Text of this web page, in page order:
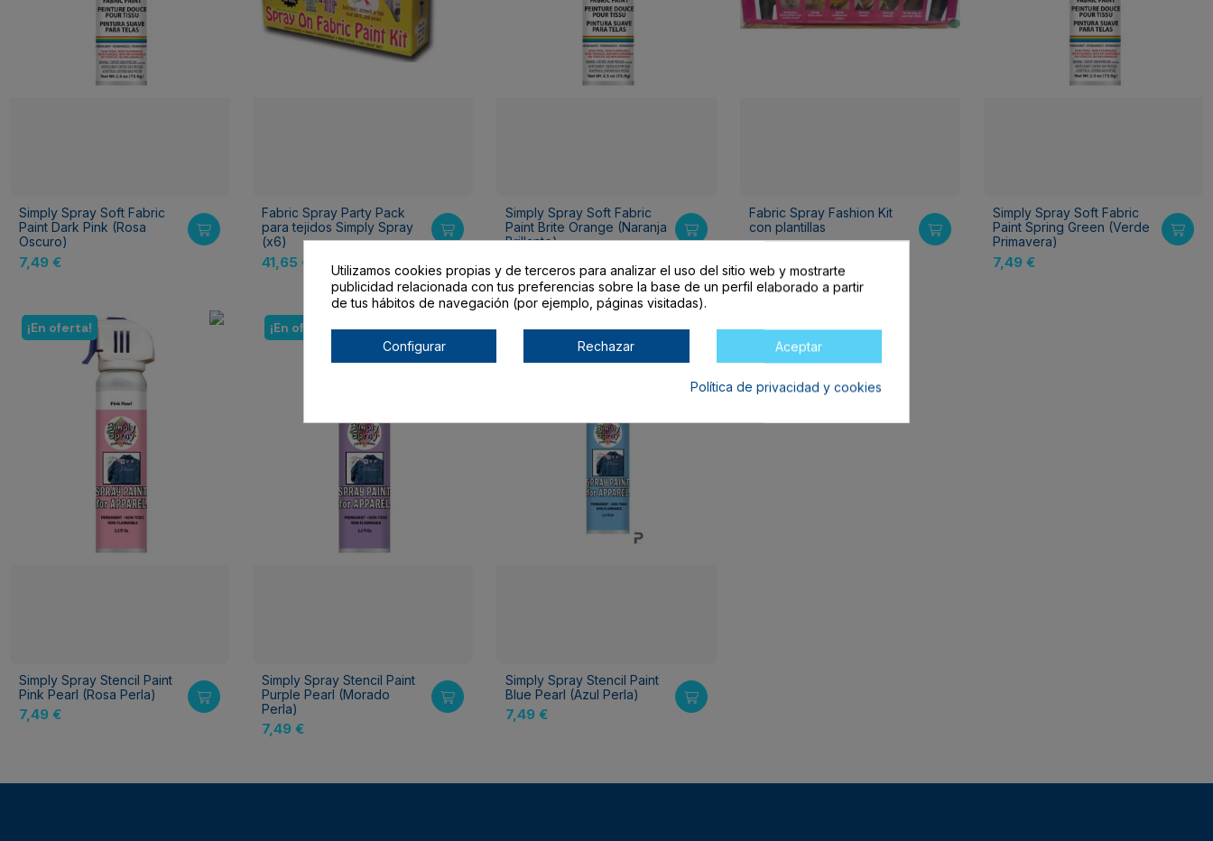
Simply Spray Soft Fabric
Paint Dark Pink (Rosa
Oscuro)
7,49 €
Fabric Spray Party Pack
para tejidos Simply Spray
(x6)
41,65 €
Simply Spray Soft Fabric
Paint Brite Orange (Naranja
Brillante)
7,49 €
Fabric Spray Fashion Kit
con plantillas
Simply Spray Soft Fabric
Paint Spring Green (Verde
Primavera)
7,49 €
¡En oferta!
Simply Spray Stencil Paint
Pink Pearl (Rosa Perla)
7,49 €
¡En oferta!
Simply Spray Stencil Paint
Purple Pearl (Morado
Perla)
7,49 €
¡En oferta!
Simply Spray Stencil Paint
Blue Pearl (Azul Perla)
7,49 €
Utilizamos cookies propias y de terceros para analizar el uso del sitio web y mostrarte
publicidad relacionada con tus preferencias sobre la base de un perfil elaborado a partir
de tus hábitos de navegación (por ejemplo, páginas visitadas).
Configurar Rechazar Aceptar
Política de privacidad y cookies